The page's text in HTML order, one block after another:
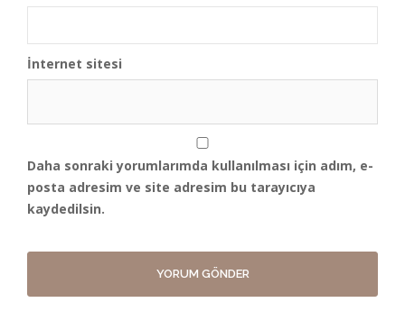
İnternet sitesi
Daha sonraki yorumlarımda kullanılması için adım, e-
posta adresim ve site adresim bu tarayıcıya
kaydedilsin.